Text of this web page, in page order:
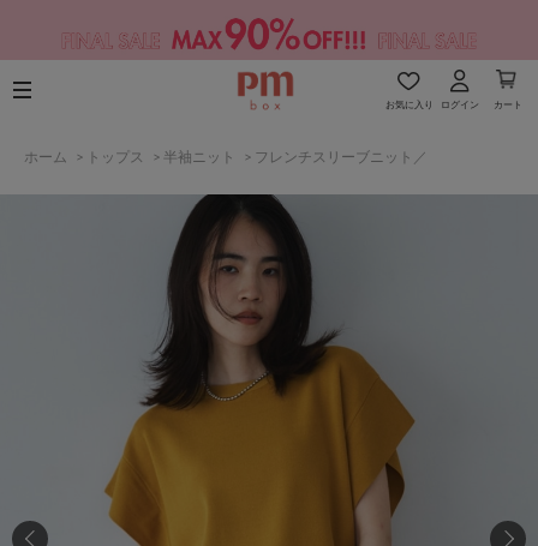
お気に入り ログイン カート
ホーム > トップス > 半袖ニット > フレンチスリーブニット／